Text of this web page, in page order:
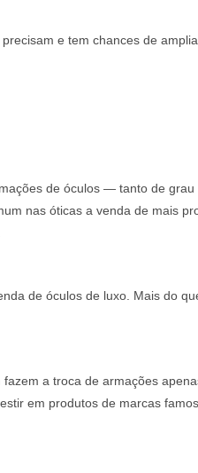
e tem chances de
de óculos — tanto de
nas óticas a venda de mais
de óculos de luxo. Mais do
a troca de armações
em produtos de marcas